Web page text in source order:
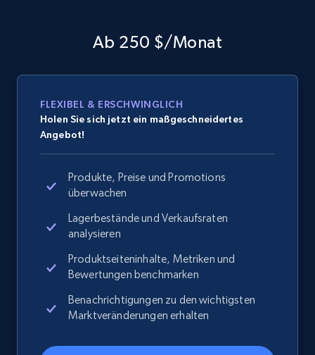
Ab 250 $/Monat
FLEXIBEL & ERSCHWINGLICH
Holen Sie sich jetzt ein maßgeschneidertes
Angebot!
Produkte, Preise und Promotions
überwachen
Lagerbestände und Verkaufsraten
analysieren
Produktseiteninhalte, Metriken und
Bewertungen benchmarken
Benachrichtigungen zu den wichtigsten
Marktveränderungen erhalten